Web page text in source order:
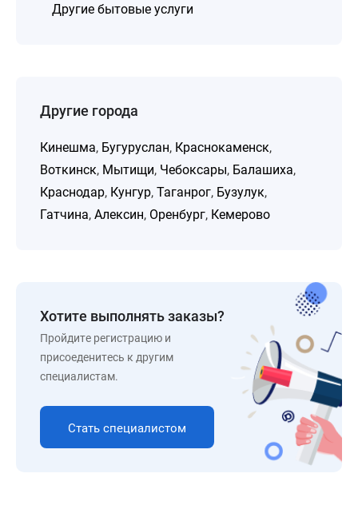
Другие бытовые услуги
Другие города
Кинешма, Бугуруслан, Краснокаменск,
Воткинск, Мытищи, Чебоксары, Балашиха,
Краснодар, Кунгур, Таганрог, Бузулук,
Гатчина, Алексин, Оренбург, Кемерово
Хотите выполнять заказы?
Пройдите регистрацию и
присоеденитесь к другим
специалистам.
Стать специалистом